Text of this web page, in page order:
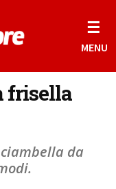
☰
MENU
frisella
da